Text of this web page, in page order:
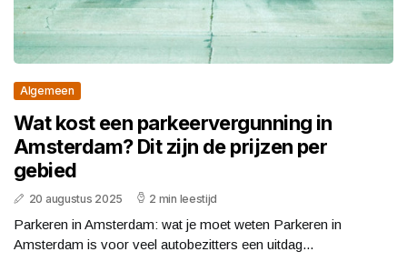
Algemeen
Wat kost een parkeervergunning in
Amsterdam? Dit zijn de prijzen per
gebied
20 augustus 2025 2 min leestijd
Parkeren in Amsterdam: wat je moet weten Parkeren in
Amsterdam is voor veel autobezitters een uitdag...